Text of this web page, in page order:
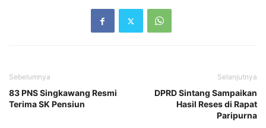
Sebelumnya
83 PNS Singkawang Resmi
Terima SK Pensiun
Selanjutnya
DPRD Sintang Sampaikan
Hasil Reses di Rapat
Paripurna